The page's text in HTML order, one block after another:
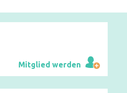
Mitglied werden